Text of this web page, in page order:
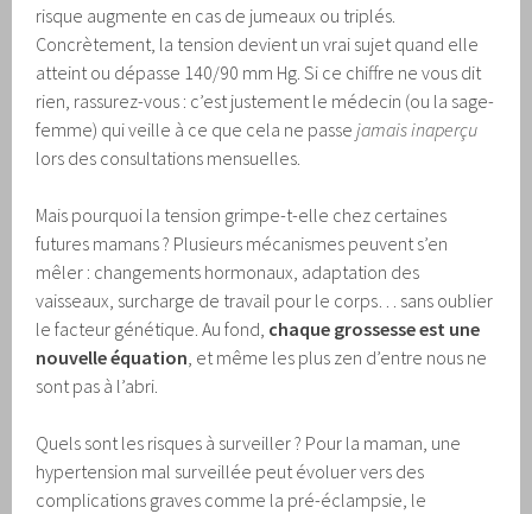
risque augmente en cas de jumeaux ou triplés.
Concrètement, la tension devient un vrai sujet quand elle
atteint ou dépasse 140/90 mm Hg. Si ce chiffre ne vous dit
rien, rassurez-vous : c’est justement le médecin (ou la sage-
femme) qui veille à ce que cela ne passe jamais inaperçu
lors des consultations mensuelles.
Mais pourquoi la tension grimpe-t-elle chez certaines
futures mamans ? Plusieurs mécanismes peuvent s’en
mêler : changements hormonaux, adaptation des
vaisseaux, surcharge de travail pour le corps… sans oublier
le facteur génétique. Au fond, chaque grossesse est une
nouvelle équation , et même les plus zen d’entre nous ne
sont pas à l’abri.
Quels sont les risques à surveiller ? Pour la maman, une
hypertension mal surveillée peut évoluer vers des
complications graves comme la pré-éclampsie, le